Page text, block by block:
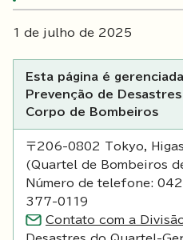
1 de julho de 2025
Esta página é
Prevenção de
Corpo de Bombeiros
〒206-0802 Tokyo,
(Quartel de Bombeiros
Número de telefone:
377-0119
Contato com a